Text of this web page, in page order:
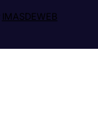
IMASDEWEB